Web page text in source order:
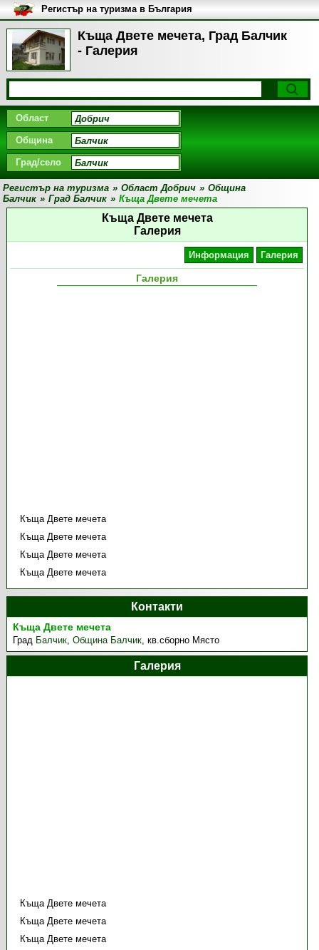
Къща Двете мечета, Град Балчик
- Галерия
Регистър на туризма в България
Област
Община
Град/село
Регистър на туризма » Област Добрич » Община
Балчик » Град Балчик » Къща Двете мечета
Къща Двете мечета
Галерия
Информация Галерия
Галерия
Къща Двете мечета
Къща Двете мечета
Къща Двете мечета
Къща Двете мечета
Контакти
Къща Двете мечета
Град Балчик,Община Балчик,кв.сборно Място
Галерия
Къща Двете мечета
Къща Двете мечета
Къща Двете мечета